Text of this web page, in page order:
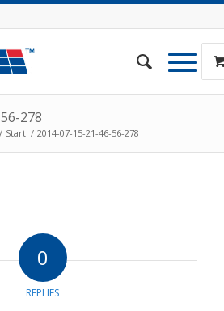
278
/ Start / 2014-07-15-21-46-56-278
0
REPLIES